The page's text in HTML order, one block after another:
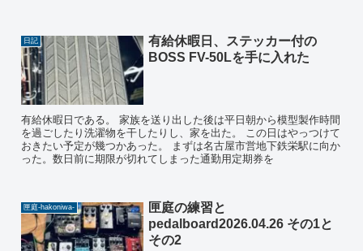
日記
有給休暇日、ステッカー付の
BOSS FV-50Lを手に入れた
有給休暇日である。 家族を送り出した後は平日朝から模型製作時間
を過ごしたり洗濯物を干したりし、家を出た。 この日はやっつけて
おきたい予定が幾つかあった。 まずは名古屋市営地下鉄栄駅に向か
った。数日前に期限が切れてしまった通勤用定期券を
匣庭-hakoniwa-
匣庭の練習と
pedalboard2026.04.26 その1と
その2